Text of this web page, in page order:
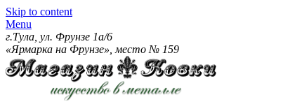
Skip to content
Menu
г.Тула, ул. Фрунзе 1а/6
«Ярмарка на Фрунзе», место № 159